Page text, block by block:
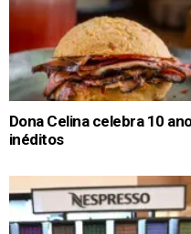
Dona Celina celebra 10
inéditos